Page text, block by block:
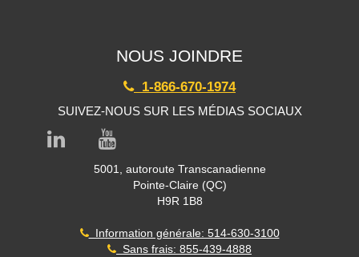
NOUS JOINDRE
1-866-670-1974
SUIVEZ-NOUS SUR LES MÉDIAS SOCIAUX
5001, autoroute Transcanadienne
Pointe-Claire (QC)
H9R 1B8
Information générale: 514-630-3100
Sans frais: 855-439-4888